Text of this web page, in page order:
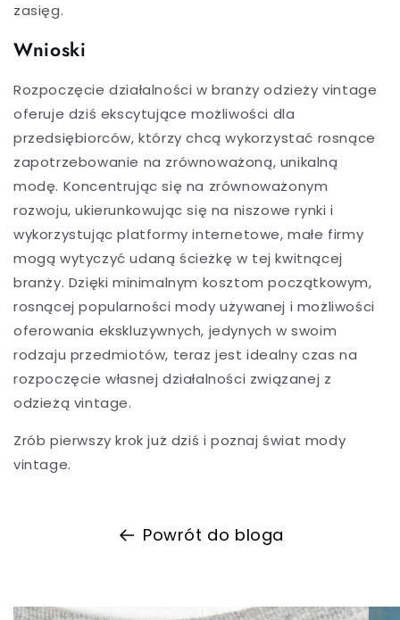
zasięg.
Wnioski
Rozpoczęcie działalności w branży odzieży vintage
oferuje dziś ekscytujące możliwości dla
przedsiębiorców, którzy chcą wykorzystać rosnące
zapotrzebowanie na zrównoważoną, unikalną
modę. Koncentrując się na zrównoważonym
rozwoju, ukierunkowując się na niszowe rynki i
wykorzystując platformy internetowe, małe firmy
mogą wytyczyć udaną ścieżkę w tej kwitnącej
branży. Dzięki minimalnym kosztom początkowym,
rosnącej popularności mody używanej i możliwości
oferowania ekskluzywnych, jedynych w swoim
rodzaju przedmiotów, teraz jest idealny czas na
rozpoczęcie własnej działalności związanej z
odzieżą vintage.
Zrób pierwszy krok już dziś i poznaj świat mody
vintage.
Powrót do bloga